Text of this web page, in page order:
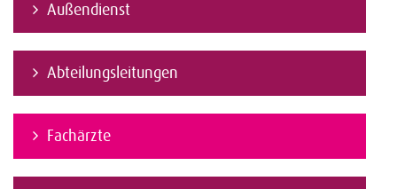
Außendienst
Abteilungsleitungen
Fachärzte